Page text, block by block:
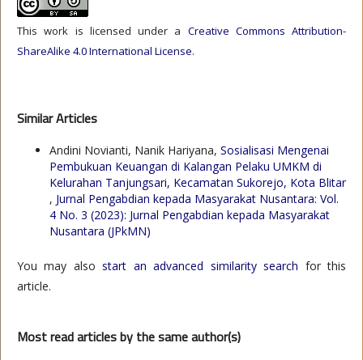
This work is licensed under a Creative Commons Attribution-
ShareAlike 4.0 International License.
Similar Articles
Andini Novianti, Nanik Hariyana, Sosialisasi Mengenai
Pembukuan Keuangan di Kalangan Pelaku UMKM di
Kelurahan Tanjungsari, Kecamatan Sukorejo, Kota Blitar
, Jurnal Pengabdian kepada Masyarakat Nusantara: Vol.
4 No. 3 (2023): Jurnal Pengabdian kepada Masyarakat
Nusantara (JPkMN)
You may alsostart an advanced similarity search for this
article.
Most read articles by the same author(s)